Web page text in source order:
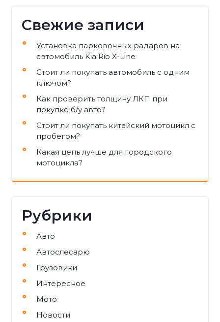
Свежие записи
Установка парковочных радаров на
автомобиль Kia Rio X-Line
Стоит ли покупать автомобиль с одним
ключом?
Как проверить толщину ЛКП при
покупке б/у авто?
Стоит ли покупать китайский мотоцикл с
пробегом?
Какая цепь лучше для городского
мотоцикла?
Рубрики
Авто
Автослесарю
Грузовики
Интересное
Мото
Новости